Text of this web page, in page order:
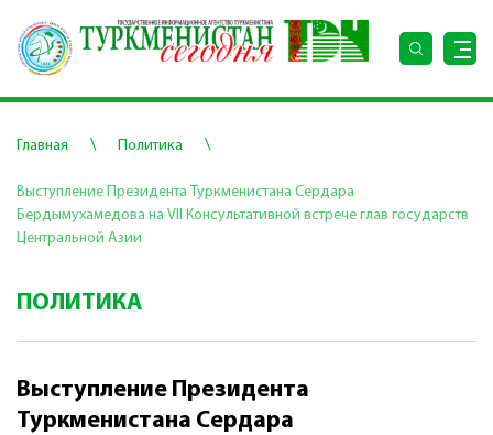
Главная \ Политика \
Выступление Президента Туркменистана Сердара
Бердымухамедова на VII Консультативной встрече глав государств
Центральной Азии
ПОЛИТИКА
Выступление Президента
Туркменистана Сердара